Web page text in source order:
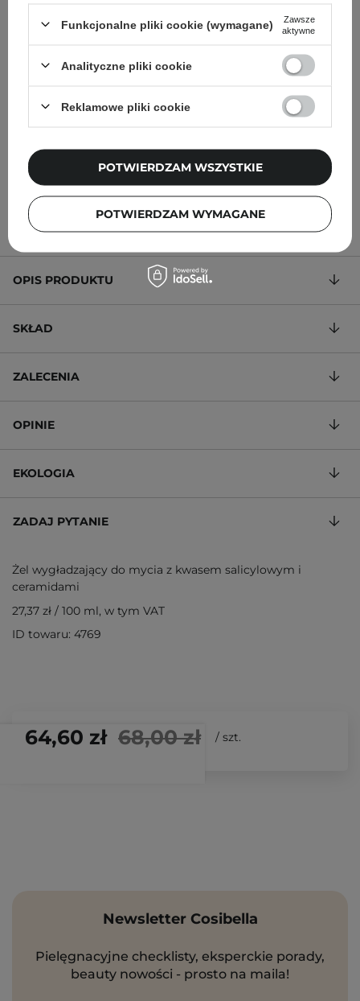
64,60 zł 68,00 zł / szt.
WYBÓR KOSMETOLOGA
Kwasem Mlekowym i
30ml
44,00 zł
The Ordinary - Glycolic
Acid 7% Exfoliating Toner
- Tonik Peelingujący z 7%
240ml
59,00 zł
OPIS PRODUKTU
SKŁAD
ZALECENIA
OPINIE
EKOLOGIA
ZADAJ PYTANIE
Żel wygładzający do mycia z kwasem salicylowym i
ceramidami
27,37 zł / 100 ml, w tym VAT
ID towaru: 4769
Newsletter Cosibella
Pielęgnacyjne checklisty, eksperckie porady,
beauty nowości - prosto na maila!
Funkcjonalne pliki cookie (wymagane)
Zawsze
aktywne
Analityczne pliki cookie
Reklamowe pliki cookie
POTWIERDZAM WYMAGANE
POTWIERDZAM WSZYSTKIE